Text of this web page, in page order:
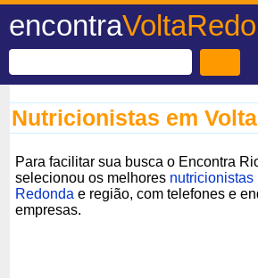
encontra
Nutricionistas em
Para facilitar sua busca o Encontra
selecionou os melhores nutricionistas
Redonda e região, com telefones e
empresas.